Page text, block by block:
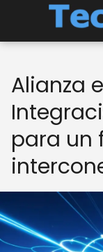
Alianza
para un